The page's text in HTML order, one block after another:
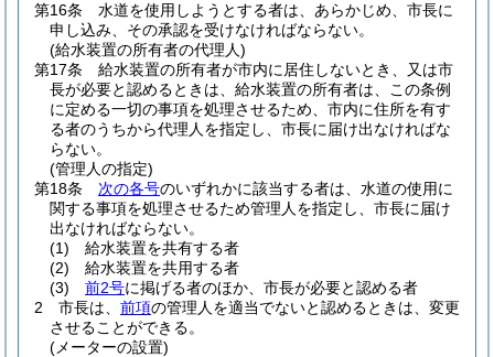
第16条
水道を使用しようとする者は、あらかじめ、市長に
申し込み、その承認を受けなければならない。
(給水装置の所有者の代理人)
第17条
給水装置の所有者が市内に居住しないとき、又は市
長が必要と認めるときは、給水装置の所有者は、この条例
に定める一切の事項を処理させるため、市内に住所を有す
る者のうちから代理人を指定し、市長に届け出なければな
らない。
(管理人の指定)
第18条
次の各号のいずれかに該当する者は、水道の使用に
関する事項を処理させるため管理人を指定し、市長に届け
出なければならない。
(1)
給水装置を共有する者
(2)
給水装置を共用する者
(3)
前2号に掲げる者のほか、市長が必要と認める者
2
市長は、 前項の管理人を適当でないと認めるときは、変更
させることができる。
(メーターの設置)